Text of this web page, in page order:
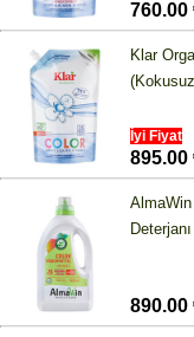
760.00
Klar
İyi Fiyat
895.00
AlmaWin
890.00